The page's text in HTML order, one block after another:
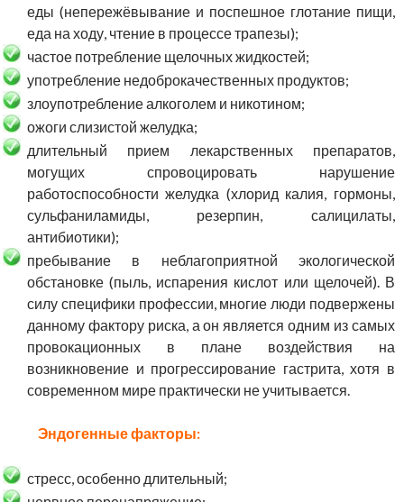
еды (непережёвывание и поспешное глотание пищи,
еда на ходу, чтение в процессе трапезы);
частое потребление щелочных жидкостей;
употребление недоброкачественных продуктов;
злоупотребление алкоголем и никотином;
ожоги слизистой желудка;
длительный прием лекарственных препаратов,
могущих спровоцировать нарушение
работоспособности желудка (хлорид калия, гормоны,
сульфаниламиды, резерпин, салицилаты,
антибиотики);
пребывание в неблагоприятной экологической
обстановке (пыль, испарения кислот или щелочей). В
силу специфики профессии, многие люди подвержены
данному фактору риска, а он является одним из самых
провокационных в плане воздействия на
возникновение и прогрессирование гастрита, хотя в
современном мире практически не учитывается.
Эндогенные факторы:
стресс, особенно длительный;